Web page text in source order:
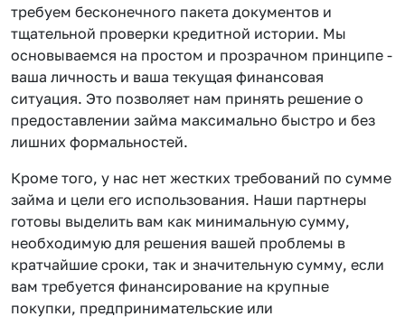
требуем бесконечного пакета документов и
тщательной проверки кредитной истории. Мы
основываемся на простом и прозрачном принципе -
ваша личность и ваша текущая финансовая
ситуация. Это позволяет нам принять решение о
предоставлении займа максимально быстро и без
лишних формальностей.
Кроме того, у нас нет жестких требований по сумме
займа и цели его использования. Наши партнеры
готовы выделить вам как минимальную сумму,
необходимую для решения вашей проблемы в
кратчайшие сроки, так и значительную сумму, если
вам требуется финансирование на крупные
покупки, предпринимательские или